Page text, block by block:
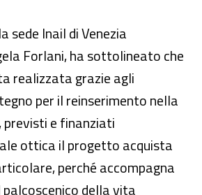
sede Inail di Venezia
Forlani, ha sottolineato che
realizzata grazie agli
per il reinserimento nella
e finanziati
ottica il progetto acquista
perché accompagna
della vita